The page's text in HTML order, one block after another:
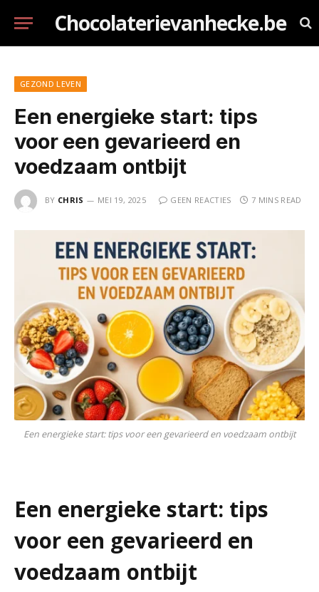
Chocolaterievanhecke.be
GEZOND LEVEN
Een energieke start: tips
voor een gevarieerd en
voedzaam ontbijt
BY CHRIS MEI 19, 2025 GEEN REACTIES 7 MINS READ
Een energieke start: tips voor een gevarieerd en voedzaam ontbijt
Een energieke start: tips
voor een gevarieerd en
voedzaam ontbijt